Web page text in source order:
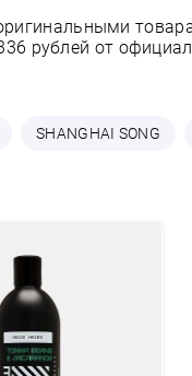
рублей от
SHANGHAI SONG